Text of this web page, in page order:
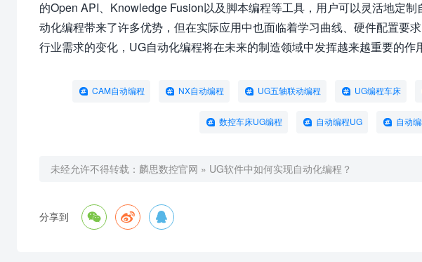
的Open API、Knowledge Fusion以及脚本编程等工具，用户可以灵活地定
动化编程带来了许多优势，但在实际应用中也面临着学习曲线、硬件配置要
行业需求的变化，UG自动化编程将在未来的制造领域中发挥越来越重要的作
CAM自动编程 NX自动编程 UG五轴联动编程 UG编程车床
数控车床UG编程 自动编程UG 自动
未经允许不得转载： 麟思数控官网 » UG软件中如何实现自动化编程？
分享到   